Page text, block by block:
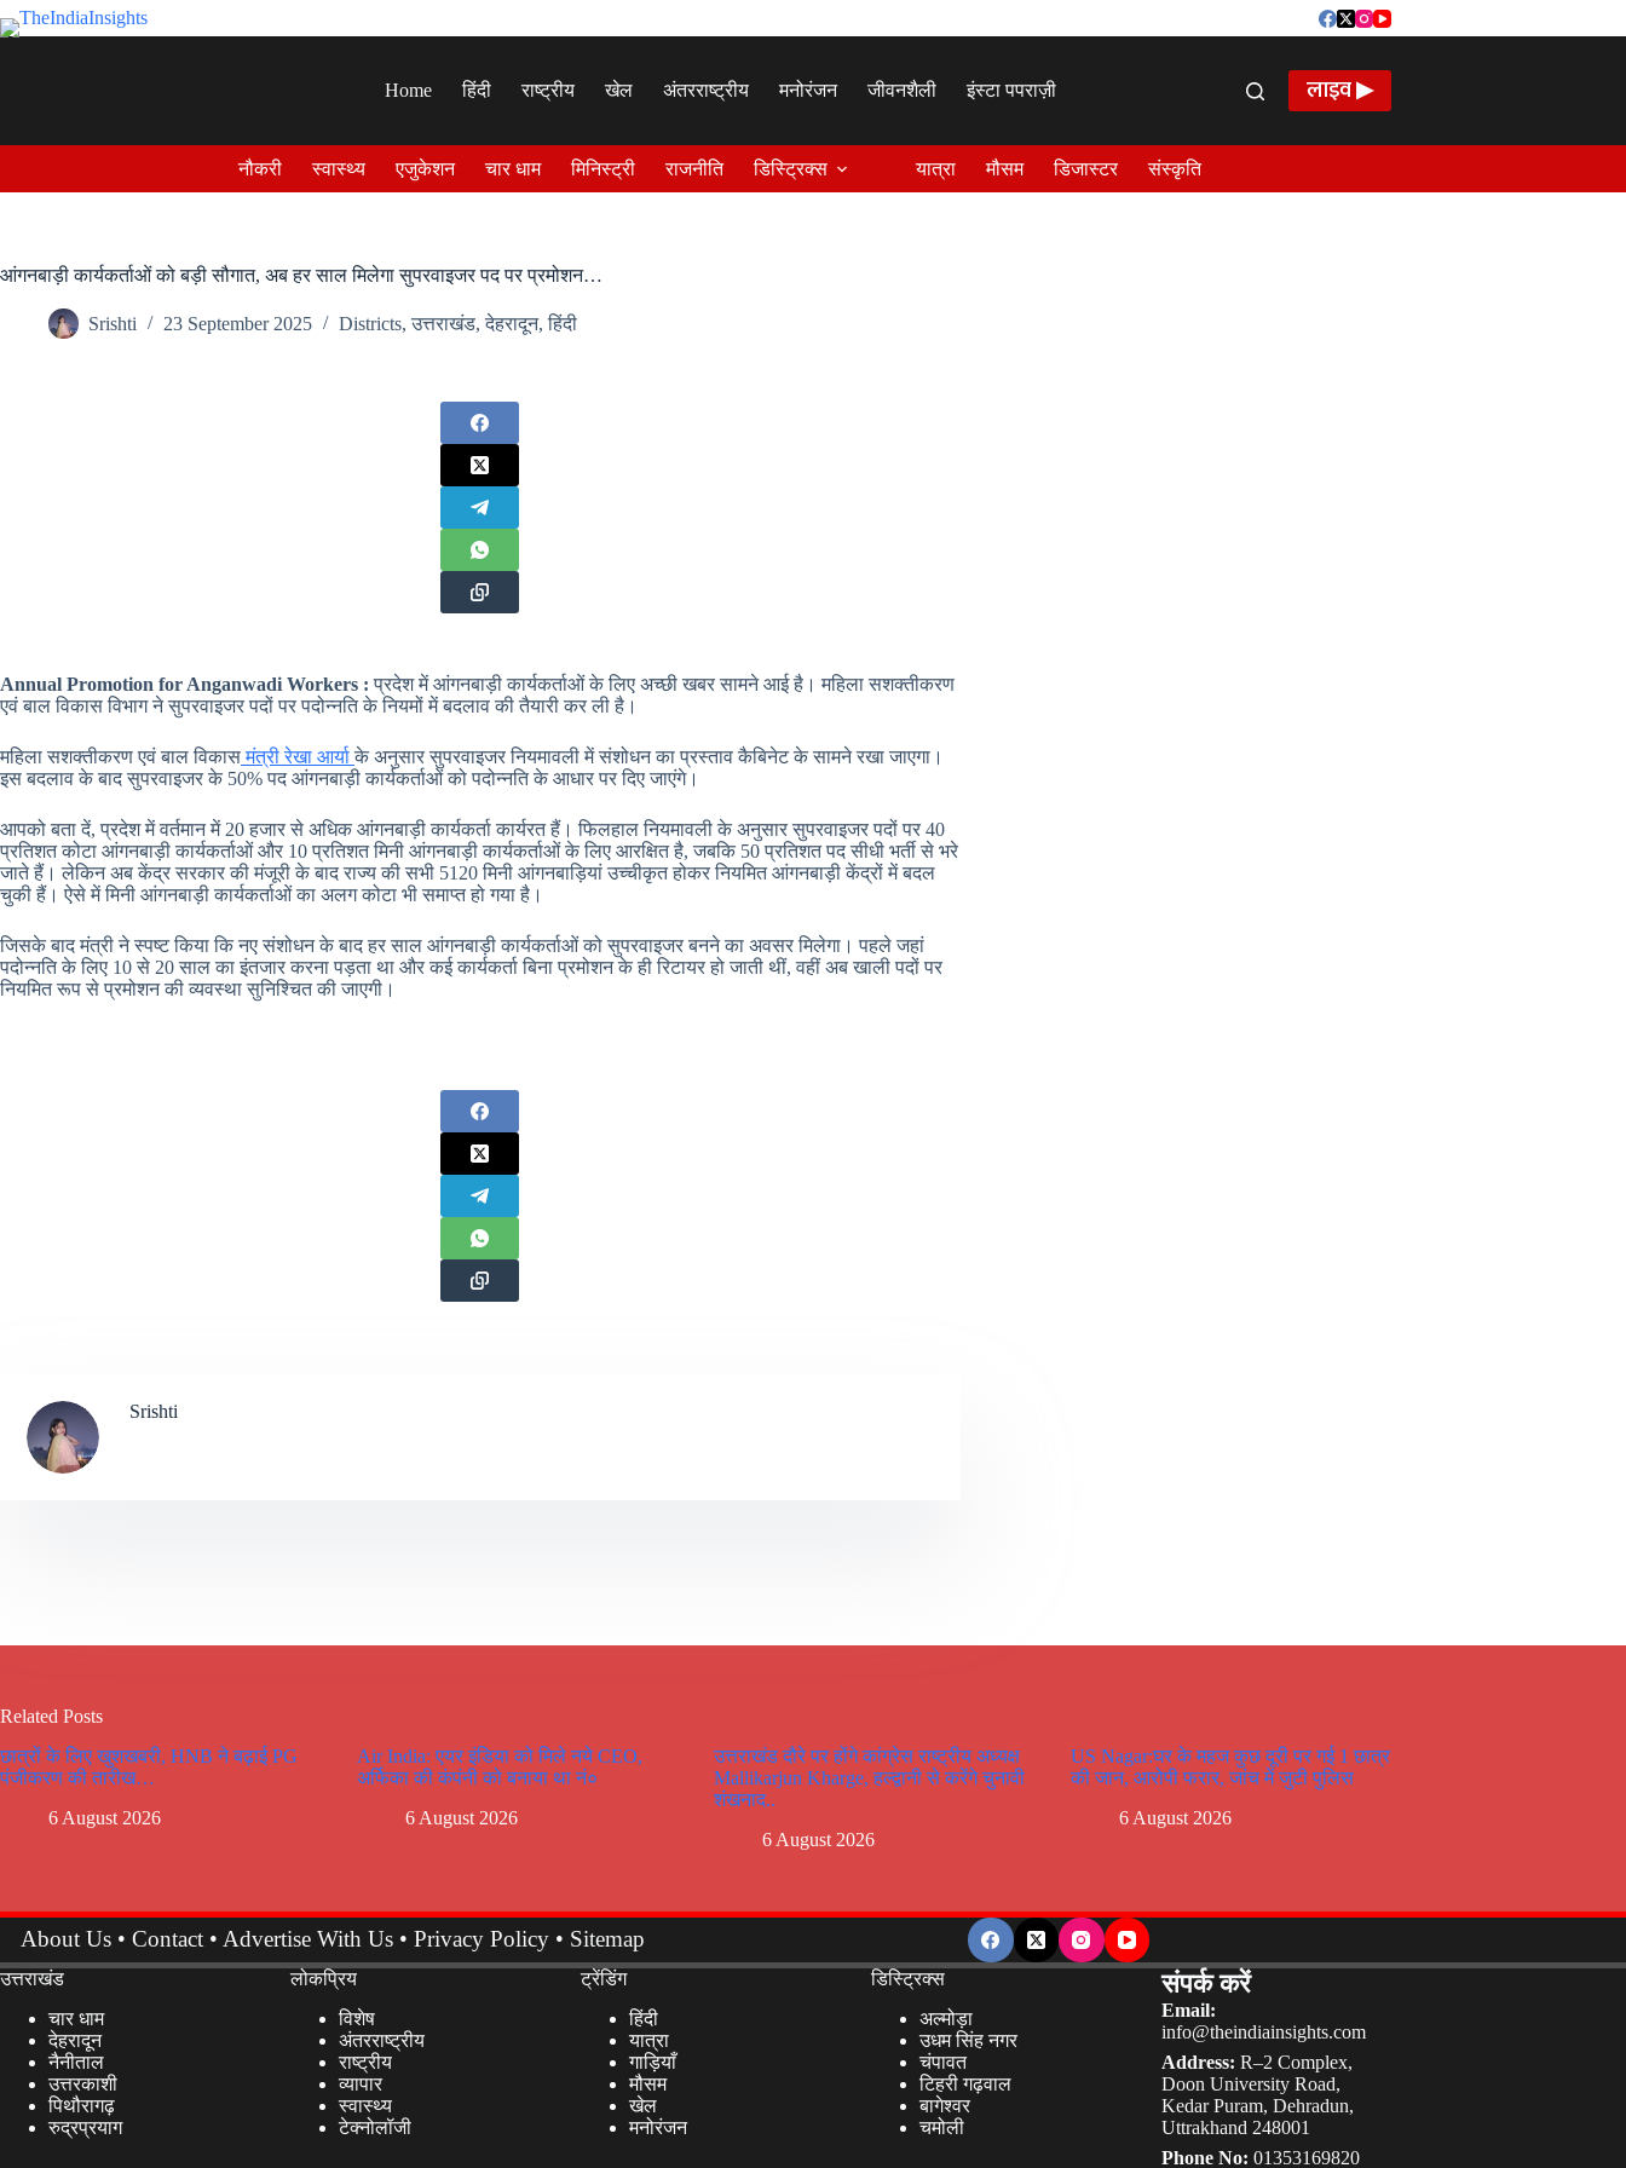
Skip
to
Home
हिंदी राष्ट्रीय खेल अंतरराष्ट्रीय मनोरंजन जीवनशैली इंस्टा पपराज़ी लाइव ▶
नौकरी स्वास्थ्य एजुकेशन चार धाम मिनिस्ट्री राजनीति डिस्ट्रिक्स यात्रा मौसम डिजास्टर संस्कृति
आंगनबाड़ी कार्यकर्ताओं को बड़ी सौगात, अब हर साल मिलेगा सुपरवाइजर पद पर प्रमोशन…
Srishti 23 September 2025 Districts,उत्तराखंड,देहरादून,हिंदी
Annual Promotion for Anganwadi Workers :प्रदेश में आंगनबाड़ी कार्यकर्ताओं के लिए अच्छी खबर सामने आई है। महिला सशक्तीकरण
एवं बाल विकास विभाग ने सुपरवाइजर पदों पर पदोन्नति के नियमों में बदलाव की तैयारी कर ली है।
महिला सशक्तीकरण एवं बाल विकासमंत्री रेखा आर्याके अनुसार सुपरवाइजर नियमावली में संशोधन का प्रस्ताव कैबिनेट के सामने रखा जाएगा।
इस बदलाव के बाद सुपरवाइजर के 50% पद आंगनबाड़ी कार्यकर्ताओं को पदोन्नति के आधार पर दिए जाएंगे।
आपको बता दें, प्रदेश में वर्तमान में 20 हजार से अधिक आंगनबाड़ी कार्यकर्ता कार्यरत हैं। फिलहाल नियमावली के अनुसार सुपरवाइजर पदों पर 40
प्रतिशत कोटा आंगनबाड़ी कार्यकर्ताओं और 10 प्रतिशत मिनी आंगनबाड़ी कार्यकर्ताओं के लिए आरक्षित है, जबकि 50 प्रतिशत पद सीधी भर्ती से भरे
जाते हैं। लेकिन अब केंद्र सरकार की मंजूरी के बाद राज्य की सभी 5120 मिनी आंगनबाड़ियां उच्चीकृत होकर नियमित आंगनबाड़ी केंद्रों में बदल
चुकी हैं। ऐसे में मिनी आंगनबाड़ी कार्यकर्ताओं का अलग कोटा भी समाप्त हो गया है।
जिसके बाद मंत्री ने स्पष्ट किया कि नए संशोधन के बाद हर साल आंगनबाड़ी कार्यकर्ताओं को सुपरवाइजर बनने का अवसर मिलेगा। पहले जहां
पदोन्नति के लिए 10 से 20 साल का इंतजार करना पड़ता था और कई कार्यकर्ता बिना प्रमोशन के ही रिटायर हो जाती थीं, वहीं अब खाली पदों पर
नियमित रूप से प्रमोशन की व्यवस्था सुनिश्चित की जाएगी।
Srishti
Related Posts
छात्रों के लिए खुशखबरी, HNB ने बढ़ाई PG
पंजीकरण की तारीख…
6 August 2026
Air India: एयर इंडिया को मिले नये CEO,
अर्फिका की कंपंनी को बनाया था नं०
6 August 2026
उत्तराखंड दौरे पर होंगे कांग्रेस राष्ट्रीय अध्यक्ष
Mallikarjun Kharge, हल्द्वानी से करेंगे चुनावी
शंखनाद..
6 August 2026
US Nagar:घर के महज कुछ दूरी पर गई 1 छात्र
की जान, आरोपी फरार, जांच में जुटी पुलिस
6 August 2026
About Us • Contact • Advertise With Us • Privacy Policy • Sitemap
उत्तराखंड
चार धाम
देहरादून
नैनीताल
उत्तरकाशी
पिथौरागढ़
रुद्रप्रयाग
लोकप्रिय
विशेष
अंतरराष्ट्रीय
राष्ट्रीय
व्यापार
स्वास्थ्य
टेक्नोलॉजी
ट्रेंडिंग
हिंदी
यात्रा
गाड़ियाँ
मौसम
खेल
मनोरंजन
डिस्ट्रिक्स
अल्मोड़ा
उधम सिंह नगर
चंपावत
टिहरी गढ़वाल
बागेश्वर
चमोली
संपर्क करें
Email:
info@theindiainsights.com
Address: R–2 Complex,
Doon University Road,
Kedar Puram, Dehradun,
Uttrakhand 248001
Phone No: 01353169820